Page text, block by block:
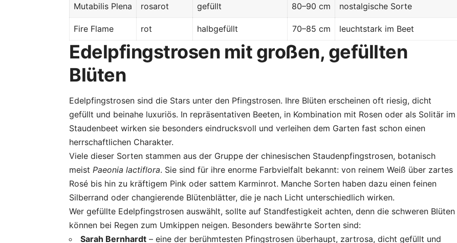
Mutabilis Plena rosarot gefüllt 80–90 cm nostalgische Sorte
Fire Flame rot halbgefüllt 70–85 cm leuchtstark im Beet
Edelpfingstrosen mit großen, gefüllten
Blüten
Edelpfingstrosen sind die Stars unter den Pfingstrosen. Ihre Blüten erscheinen oft riesig, dicht
gefüllt und beinahe luxuriös. In repräsentativen Beeten, in Kombination mit Rosen oder als Solitär im
Staudenbeet wirken sie besonders eindrucksvoll und verleihen dem Garten fast schon einen
herrschaftlichen Charakter.
Viele dieser Sorten stammen aus der Gruppe der chinesischen Staudenpfingstrosen, botanisch
meistPaeonia lactiflora. Sie sind für ihre enorme Farbvielfalt bekannt: von reinem Weiß über zartes
Rosé bis hin zu kräftigem Pink oder sattem Karminrot. Manche Sorten haben dazu einen feinen
Silberrand oder changierende Blütenblätter, die je nach Licht unterschiedlich wirken.
Wer gefüllte Edelpfingstrosen auswählt, sollte auf Standfestigkeit achten, denn die schweren Blüten
können bei Regen zum Umkippen neigen. Besonders bewährte Sorten sind:
Sarah Bernhardt – eine der berühmtesten Pfingstrosen überhaupt, zartrosa, dicht gefüllt und